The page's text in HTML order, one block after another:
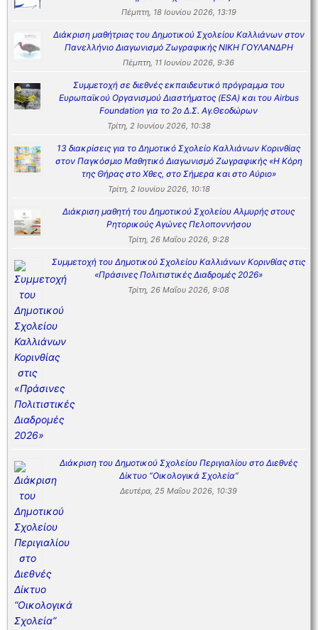
Πέμπτη, 18 Ιουνίου 2026, 13:19
Διάκριση μαθήτριας του Δημοτικού Σχολείου Καλλιάνων στον
Πανελλήνιο Διαγωνισμό Ζωγραφικής ΝΙΚΗ ΓΟΥΛΑΝΔΡΗ
Πέμπτη, 11 Ιουνίου 2026, 9:36
Συμμετοχή σε διεθνές εκπαιδευτικό πρόγραμμα του
Ευρωπαϊκού Οργανισμού Διαστήματος (ESA) και του Airbus
Foundation για το 2ο Δ.Σ. Αγ.Θεοδώρων
Τρίτη, 2 Ιουνίου 2026, 10:38
13 διακρίσεις για το Δημοτικό Σχολείο Καλλιάνων Κορινθίας
στον Παγκόσμιο Μαθητικό Διαγωνισμό Ζωγραφικής «Η Κόρη
της Θήρας στο Χθες, στο Σήμερα και στο Αύριο»
Τρίτη, 2 Ιουνίου 2026, 10:18
Διάκριση μαθητή του Δημοτικού Σχολείου Αλμυρής στους
Ρητορικούς Αγώνες Πελοποννήσου
Τρίτη, 26 Μαΐου 2026, 9:28
Συμμετοχή του Δημοτικού Σχολείου Καλλιάνων Κορινθίας στις
«Πράσινες Πολιτιστικές Διαδρομές 2026»
Τρίτη, 26 Μαΐου 2026, 9:08
Διάκριση του Δημοτικού Σχολείου Περιγιαλίου στο Διεθνές
Δίκτυο “Οικολογικά Σχολεία”
Δευτέρα, 25 Μαΐου 2026, 10:39